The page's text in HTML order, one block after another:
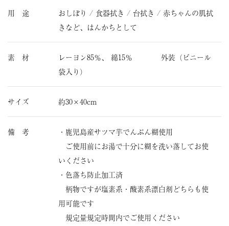
用 途
おしぼり / 食器拭き / 台拭き / 赤ちゃんの肌拭
きなど、はんかちとして
素 材
レーヨン85％、 綿15％ 外装（ビニール
袋入り）
サイズ 約30×40cm
備 考
・鹿児島産サツマ芋でんぷん糊使用
ご使用前にお湯で十分に糊を洗い落してお使
いください
・色落ち防止加工済
柄物ですが塩素系・酸素系漂白剤どちらも使
用可能です
規定量規定時間内でご使用ください